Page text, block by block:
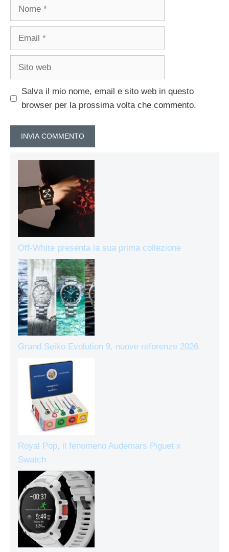
Nome
Email
Sito
Salva il mio nome, email e sito web in questo
browser per la prossima volta che commento.
Off-White presenta la sua prima collezione
Grand Seiko Evolution 9, nuove referenze 2026
Royal Pop, il fenomeno Audemars Piguet x
Swatch